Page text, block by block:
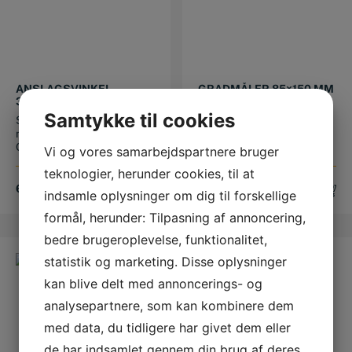
ANSLAGSVINKEL
300×175 MM
Solid anslagsvinkel med
nøjagtighedsgrad 1.
Opfylder DIN 87...
679,00 DKK
GRADMÅLER 85×150 MM
BUE
Gradmåler med
halvcirkulær bue ...
259,00DKK
Samtykke til cookies
Vi og vores samarbejdspartnere bruger
teknologier, herunder cookies, til at
indsamle oplysninger om dig til forskellige
formål, herunder: Tilpasning af annoncering,
bedre brugeroplevelse, funktionalitet,
statistik og marketing. Disse oplysninger
kan blive delt med annoncerings- og
analysepartnere, som kan kombinere dem
med data, du tidligere har givet dem eller